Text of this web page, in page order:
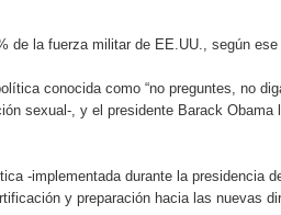
de la fuerza militar de EE.UU., según ese
conocida como “no preguntes, no
sexual-, y el presidente Barack Obama
-implementada durante la presidencia
y preparación hacia las nuevas